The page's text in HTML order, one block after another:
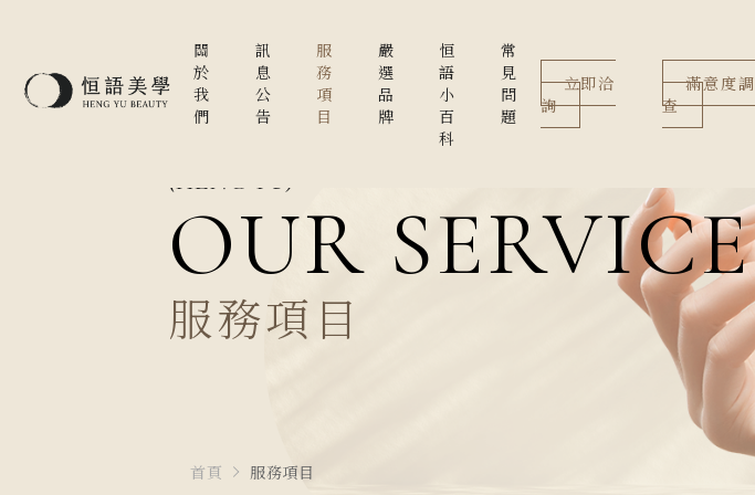
關
於
我
們
訊
息
公
告
服
務
項
目
嚴
選
品
牌
恒
語
小
百
科
常
見
問
題
立即洽
詢
滿意度調
查
(HENG YU)
OUR SERVICE
服務項目
首頁 服務項目